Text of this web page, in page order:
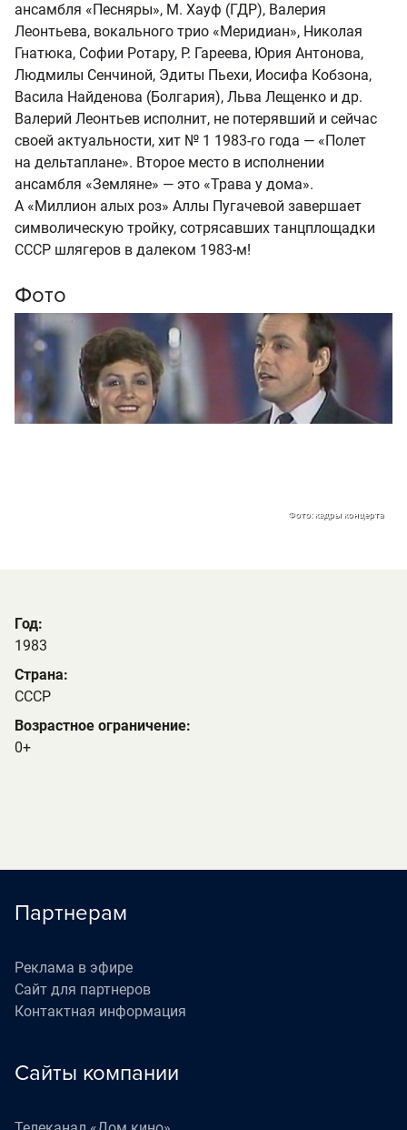
ансамбля «Песняры», М. Хауф (ГДР), Валерия
Леонтьева, вокального трио «Меридиан», Николая
Гнатюка, Софии Ротару, Р. Гареева, Юрия Антонова,
Людмилы Сенчиной, Эдиты Пьехи, Иосифа Кобзона,
Васила Найденова (Болгария), Льва Лещенко и др.
Валерий Леонтьев исполнит, не потерявший и сейчас
своей актуальности, хит № 1 1983-го года — «Полет
на дельтаплане». Второе место в исполнении
ансамбля «Земляне» — это «Трава у дома».
А «Миллион алых роз» Аллы Пугачевой завершает
символическую тройку, сотрясавших танцплощадки
СССР шлягеров в далеком 1983-м!
Фото
Фото: кадры концерта
Год:
1983
Страна:
СССР
Возрастное ограничение:
0+
Партнерам
Реклама в эфире
Сайт для партнеров
Контактная информация
Сайты компании